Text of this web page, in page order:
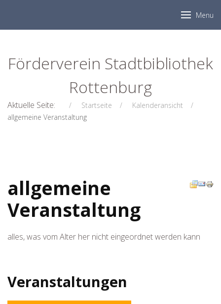
Menu
Förderverein Stadtbibliothek
Rottenburg
Aktuelle Seite: Startseite
Kalenderansicht
allgemeine Veranstaltung
allgemeine
Veranstaltung
alles, was vom Alter her nicht eingeordnet werden kann
Veranstaltungen